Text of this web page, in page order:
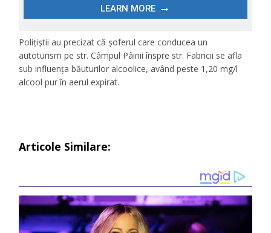
Polițiștii au precizat că șoferul care conducea un
autoturism pe str. Câmpul Pâinii înspre str. Fabricii se afla
sub influența băuturilor alcoolice, având peste 1,20 mg/l
alcool pur în aerul expirat.
Articole Similare: